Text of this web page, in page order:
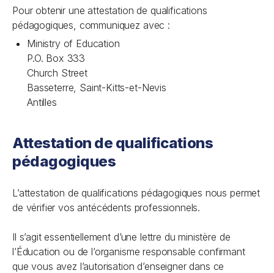
Pour obtenir une attestation de qualifications
pédagogiques, communiquez avec :
Ministry of Education
P.O. Box 333
Church Street
Basseterre, Saint-Kitts-et-Nevis
Antilles
Attestation de qualifications
pédagogiques
L’attestation de qualifications pédagogiques nous permet
de vérifier vos antécédents professionnels.
Il s’agit essentiellement d’une lettre du ministère de
l’Éducation ou de l’organisme responsable confirmant
que vous avez l’autorisation d’enseigner dans ce